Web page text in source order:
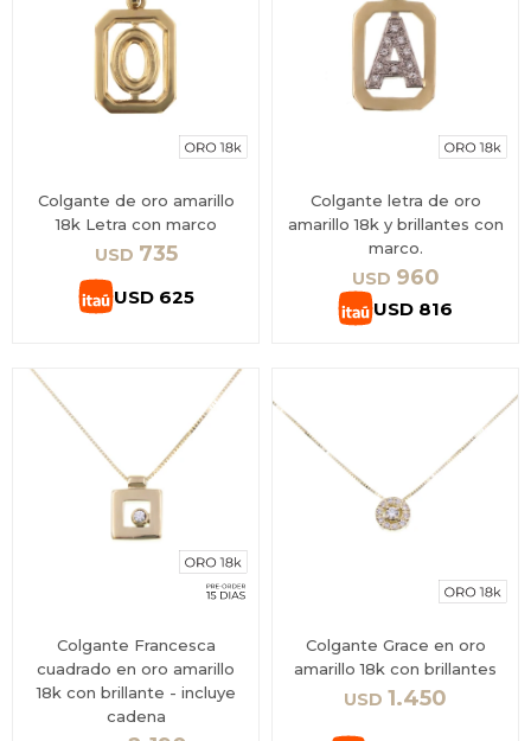
Colgante de oro amarillo
18k Letra con marco
USD 735
USD 625
Colgante letra de oro
amarillo 18k y brillantes con
marco.
USD 960
USD 816
Colgante Francesca
cuadrado en oro amarillo
18k con brillante - incluye
cadena
Colgante Grace en oro
amarillo 18k con brillantes
USD 1.450